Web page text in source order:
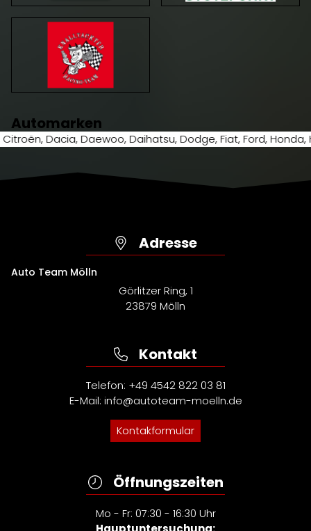
Automarken
Dodge, Fiat, Ford, Honda, Hyundai, Isuzu, Jaguar,
Adresse
Auto Team Mölln
Görlitzer Ring, 1
23879 Mölln
Kontakt
Telefon: +49 4542 822 03 81
E-Mail: info@autoteam-moelln.de
Kontakformular
Öffnungszeiten
Mo - Fr: 07:30 - 16:30 Uhr